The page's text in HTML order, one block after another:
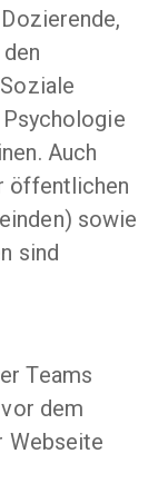
Auch
öffentlichen
sowie
sind
Teams
dem
Webseite